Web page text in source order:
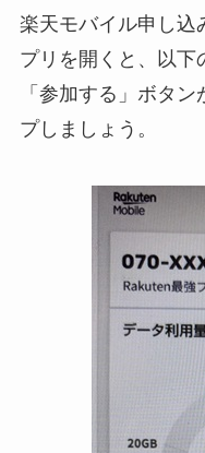
楽天モバイル申し込
プリを開くと、以下
「参加する」ボタ
プしましょう。